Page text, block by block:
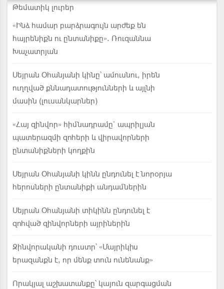
Թեմատիկ լուրեր
«Ինձ համար բարձրագույն արժեք են
հայրենիքն ու ընտանիքը». Ռուզաննա
Խաչատրյան
Սեյրան Օհանյանի կինը՝ ամուսնու, իրեն
ուղղված քննադատությունների և այլնի
մասին (լուսանկարներ)
«Հայ զինվոր» հիմնադրամը` ապրիլյան
պատերազմի զոհերի և վիրավորների
ընտանիքների կողքին
Սեյրան Օհանյանի կինն ընդունել է նորօրյա
հերոսների ընտանիքի անդամներին
Սեյրան Օհանյանի տիկինն ընդունել է
զոհված զինվորների այրիներին
Զինվորականի դուստր՝ «Մայրիկիս
երազանքն է, որ մենք տուն ունենանք»
Որակյալ աշխատանքը՝ կայուն զարգացման